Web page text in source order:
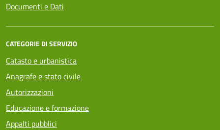
Documenti e Dati
CATEGORIE DI SERVIZIO
Catasto e urbanistica
Anagrafe e stato civile
Autorizzazioni
Educazione e formazione
Appalti pubblici